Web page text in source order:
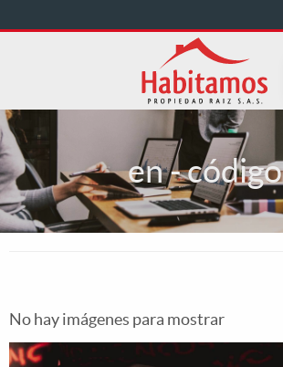
al
en - código
No hay imágenes para mostrar